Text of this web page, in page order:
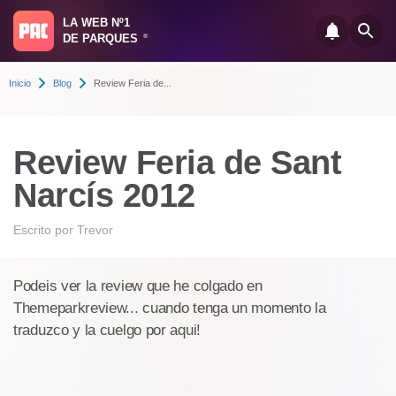
LA WEB Nº1
DE PARQUES
®
Inicio Blog Review Feria de...
Review Feria de Sant
Narcís 2012
Escrito por Trevor
Podeis ver la review que he colgado en
Themeparkreview... cuando tenga un momento la
traduzco y la cuelgo por aqui!